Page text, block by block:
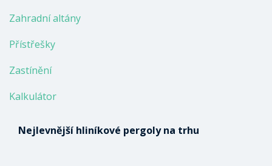
Zahradní altány
Přístřešky
Zastínění
Kalkulátor
Nejlevnější hliníkové pergoly na trhu